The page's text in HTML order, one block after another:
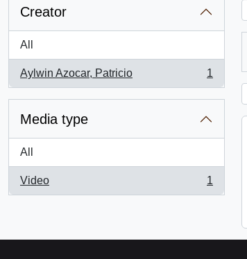
Creator
All
Aylwin Azocar, Patricio
, 1 results
1
Media type
All
Video
, 1 results
1